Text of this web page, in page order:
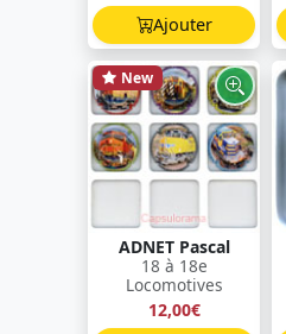
Ajouter
New
ADNET Pascal
18 à 18e
Locomotives
12,00€